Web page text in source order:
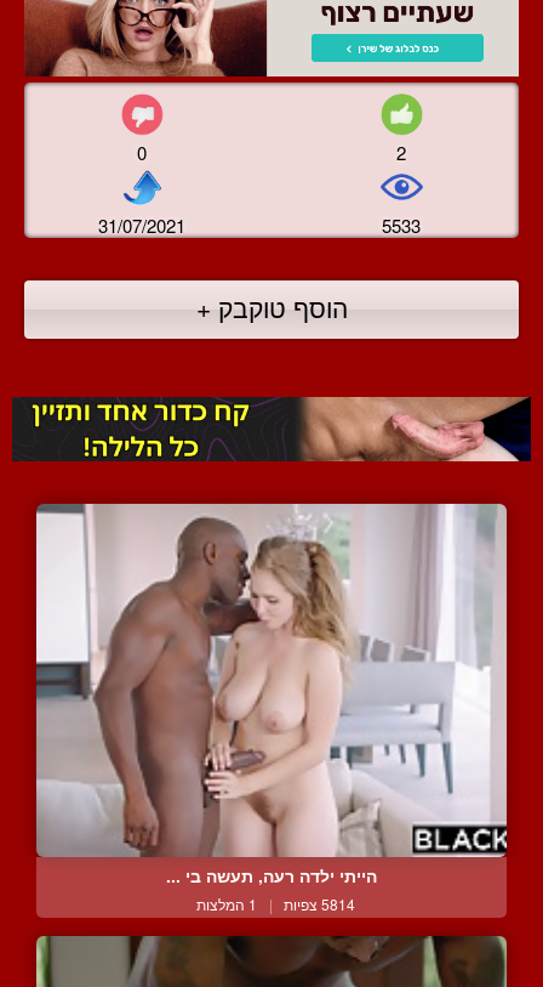
0 2
31/07/2021 5533
הוסף טוקבק +
הייתי ילדה רעה, תעשה בי ...
5814 צפיות | 1 המלצות